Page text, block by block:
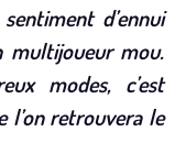
d’ennui
multijoueur mou.
modes, c’est
l’on retrouvera le